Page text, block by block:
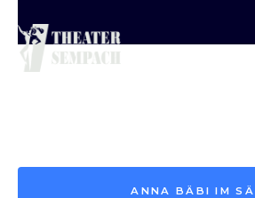
Saison vor
ANNA BÄBI IM